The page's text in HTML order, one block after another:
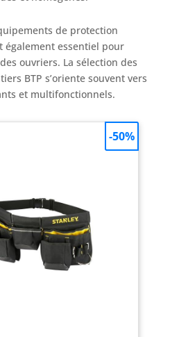
de protection
également essentiel pour
ouvriers. La sélection des
BTP s’oriente souvent vers
et multifonctionnels.
-50%